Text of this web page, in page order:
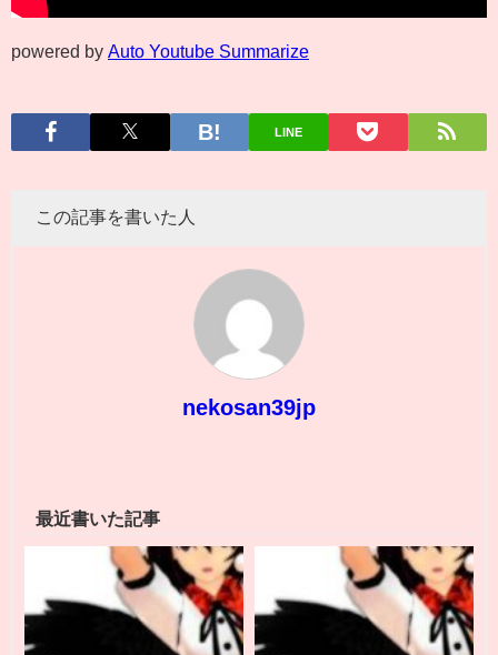
powered by Auto Youtube Summarize
LINE
この記事を書いた人
nekosan39jp
最近書いた記事